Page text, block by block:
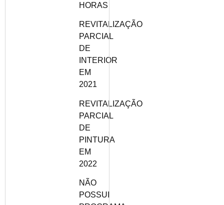
HORAS
REVITALIZAÇÃO
PARCIAL
DE
INTERIOR
EM
2021
REVITALIZAÇÃO
PARCIAL
DE
PINTURA
EM
2022
NÃO
POSSUI